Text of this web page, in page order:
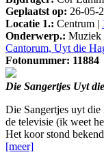
Geplaatst op: 26-05-
Locatie 1.: Centrum |
Onderwerp.: Muziek
Cantorum, Uyt die
Fotonummer: 11884
Die Sangertjes Uyt
Die Sangertjes uyt die
de televisie (ik weet
Het koor stond
[meer]